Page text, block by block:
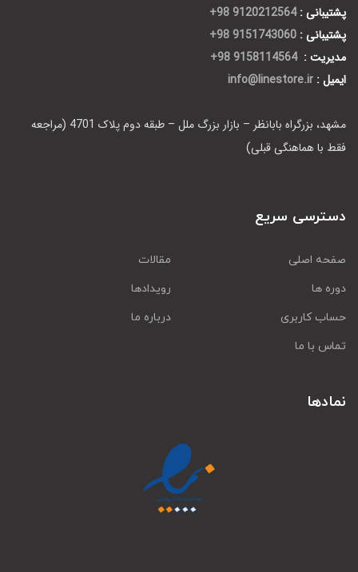
پشتیبانی : 9120212564 98+
پشتیبانی : 9151743060 98+
مدیریت : 9158114564 98+
ایمیل : info@linestore.ir
مشهد، بزرگراه بابانظر – بازار بزرگ ملل – طبقه دوم پلاک 4701 (مراجعه
فقط با هماهنگی قبلی)
دسترسی سریع
صفحه اصلی
مقالات
دوره ها
رویدادها
حساب کاربری
درباره ما
تماس با ما
نمادها